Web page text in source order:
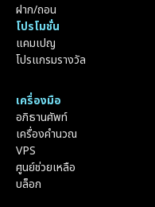
ฝาก/ถอน
โปรโมชั่น
แคมเปญ
โปรแกรมรางวัล
เครื่องมือ
อภิธานศัพท์
เครื่องคำนวณ
VPS
ศูนย์ช่วยเหลือ
บล็อก